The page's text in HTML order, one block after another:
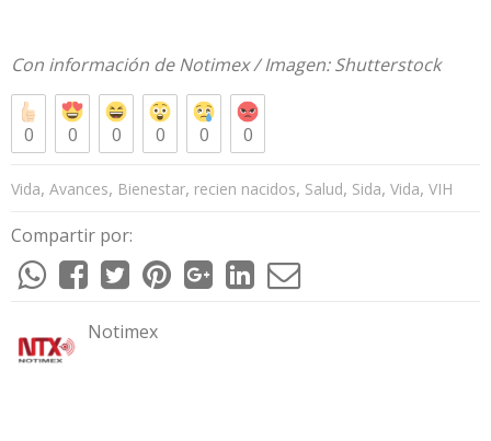
Con información deNotimex/ Imagen:Shutterstock
0 0 0 0 0 0
Vida, Avances, Bienestar, recien nacidos, Salud, Sida, Vida, VIH
Compartir por:
Notimex